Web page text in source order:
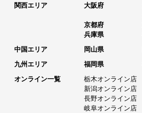
関西エリア
大阪府
京都府
兵庫県
中国エリア
岡山県
九州エリア
福岡県
オンライン一覧
栃木オンライン店
新潟オンライン店
長野オンライン店
岐阜オンライン店